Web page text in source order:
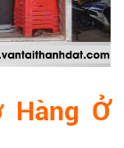
Hàng Ở